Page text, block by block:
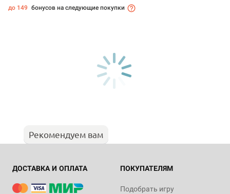
до 149 бонусов на следующие покупки
Рекомендуем вам
ДОСТАВКА И ОПЛАТА ПОКУПАТЕЛЯМ
Подобрать игру